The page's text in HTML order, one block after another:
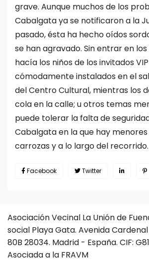
grave. Aunque muchos de los
Cabalgata ya se notificaron a la
pasado, ésta ha hecho oídos
se han agravado. Sin entrar en
hacía los niños de los invitados VIP
cómodamente instalados en el
del Centro Cultural, mientras los
cola en la calle; u otros temas
puede tolerar la falta de
Cabalgata en la que hay menores
carrozas y a lo largo del recorrido.
Facebook Twitter
Asociación Vecinal La Unión de
social Playa Gata. Avenida
80B 28034. Madrid - España. CIF:
Asociada a la FRAVM